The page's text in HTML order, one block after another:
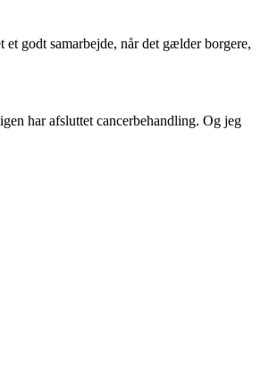
godt samarbejde, når det gælder borgere,
har afsluttet cancerbehandling. Og jeg